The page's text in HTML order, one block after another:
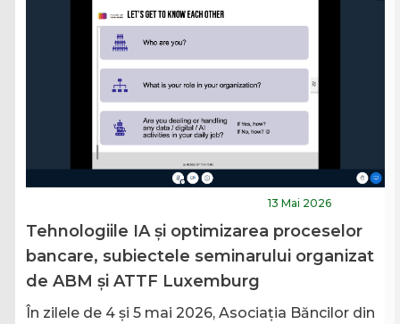
13 Mai 2026
Tehnologiile IA și optimizarea proceselor
bancare, subiectele seminarului organizat
de ABM și ATTF Luxemburg
În zilele de 4 și 5 mai 2026, Asociația Băncilor din